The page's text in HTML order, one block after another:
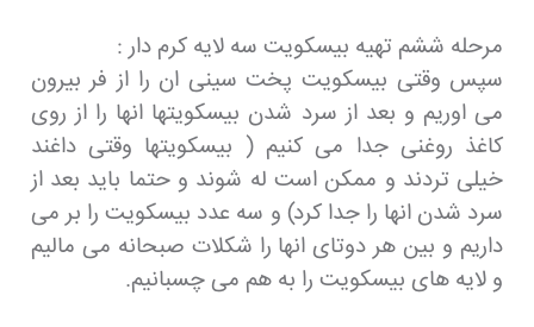
مرحله ششم تهیه بیسکویت سه لایه کرم دار :
سپس وقتی بیسکویت پخت سینی ان را از فر بیرون
می اوریم و بعد از سرد شدن بیسکویتها انها را از روی
کاغذ روغنی جدا می کنیم ( بیسکویتها وقتی داغند
خیلی تردند و ممکن است له شوند و حتما باید بعد از
سرد شدن انها را جدا کرد) و سه عدد بیسکویت را بر می
داریم و بین هر دوتای انها را شکلات صبحانه می مالیم
و لایه های بیسکویت را به هم می چسبانیم.